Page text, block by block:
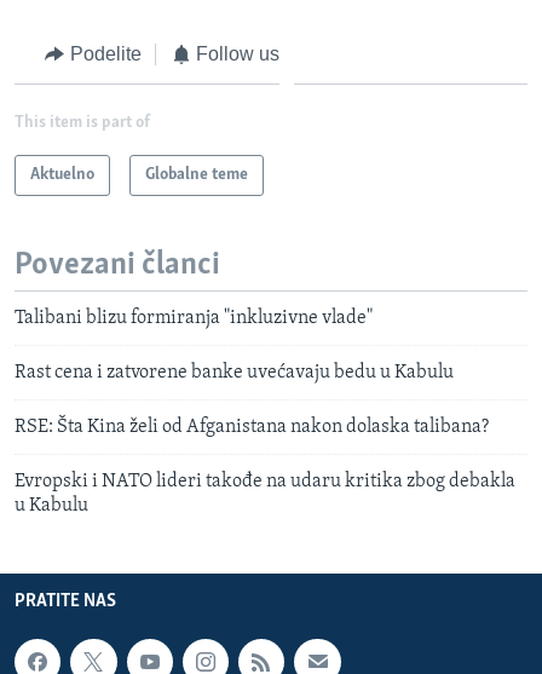
Podelite Follow us
This item is part of
Aktuelno Globalne teme
Povezani članci
Talibani blizu formiranja "inkluzivne vlade"
Rast cena i zatvorene banke uvećavaju bedu u Kabulu
RSE: Šta Kina želi od Afganistana nakon dolaska talibana?
Evropski i NATO lideri takođe na udaru kritika zbog debakla
u Kabulu
PRATITE NAS